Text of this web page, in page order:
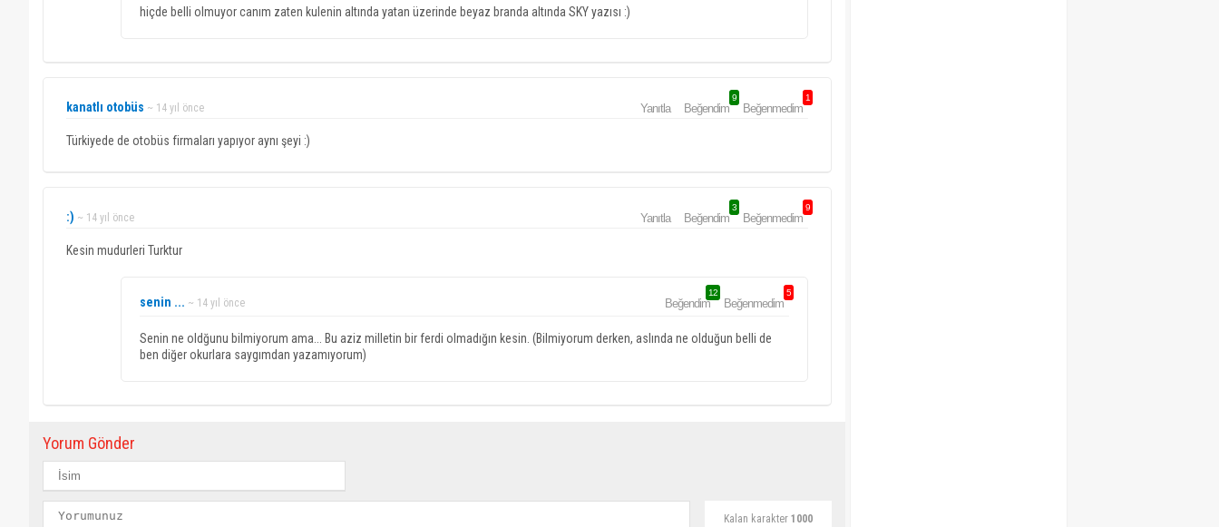
hiçde belli olmuyor canım zaten kulenin altında yatan üzerinde beyaz branda altında SKY yazısı :)
kanatlı otobüs ~ 14 yıl önce Yanıtla Beğendim
9
Beğenmedim
1
Türkiyede de otobüs firmaları yapıyor aynı şeyi :)
:) ~ 14 yıl önce Yanıtla Beğendim
3
Beğenmedim
9
Kesin mudurleri Turktur
senin ... ~ 14 yıl önce Beğendim
12
Beğenmedim
5
Senin ne oldğunu bilmiyorum ama... Bu aziz milletin bir ferdi olmadığın kesin. (Bilmiyorum derken, aslında ne olduğun belli de
ben diğer okurlara saygımdan yazamıyorum)
Yorum Gönder
Kalan karakter 1000